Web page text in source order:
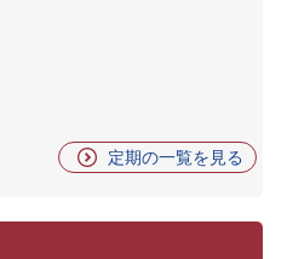
定期の一覧を見る